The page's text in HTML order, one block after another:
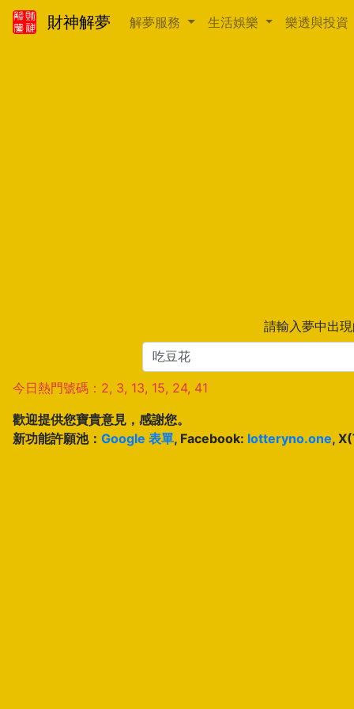
財神解夢 解夢服務 生活娛樂 樂透與投資
請輸入夢中出
今日熱門號碼：2, 3, 13, 15, 24, 41
歡迎提供您寶貴意見，感謝您。
新功能許願池： Google 表單, Facebook: lotteryno.one,